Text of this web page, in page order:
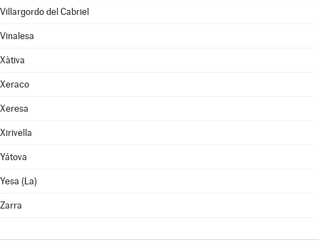
Villargordo del Cabriel
Vinalesa
Xàtiva
Xeraco
Xeresa
Xirivella
Yátova
Yesa (La)
Zarra